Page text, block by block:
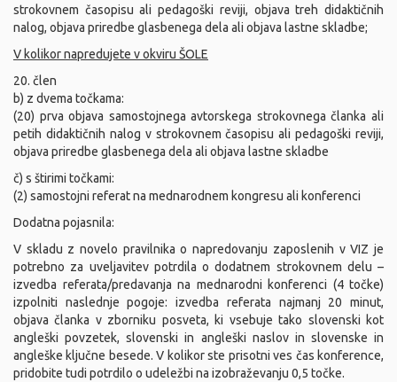
strokovnem časopisu ali pedagoški reviji, objava treh didaktičnih
nalog, objava priredbe glasbenega dela ali objava lastne skladbe;
V kolikor napredujete v okviru ŠOLE
20. člen
b) z dvema točkama:
(20) prva objava samostojnega avtorskega strokovnega članka ali
petih didaktičnih nalog v strokovnem časopisu ali pedagoški reviji,
objava priredbe glasbenega dela ali objava lastne skladbe
č) s štirimi točkami:
(2) samostojni referat na mednarodnem kongresu ali konferenci
Dodatna pojasnila:
V skladu z novelo pravilnika o napredovanju zaposlenih v VIZ je
potrebno za uveljavitev potrdila o dodatnem strokovnem delu –
izvedba referata/predavanja na mednarodni konferenci (4 točke)
izpolniti naslednje pogoje: izvedba referata najmanj 20 minut,
objava članka v zborniku posveta, ki vsebuje tako slovenski kot
angleški povzetek, slovenski in angleški naslov in slovenske in
angleške ključne besede. V kolikor ste prisotni ves čas konference,
pridobite tudi potrdilo o udeležbi na izobraževanju 0,5 točke.